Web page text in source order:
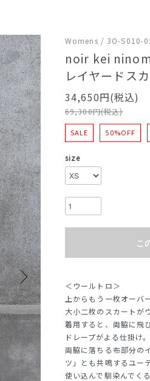
Womens / 3O-S010-
noir kei
レイヤードス
34,650円(税込)
69,300円(税込)
SALE 50%OFF
size
こ
＜ウールトロ＞
上からもう一枚オーバ
大小二枚のスカートが
着用すると、両脇に飛
ドレープがよる仕掛け。
両脇に落ちる布部分の
ツ」とも共鳴するユー
使い込んで馴染んでく